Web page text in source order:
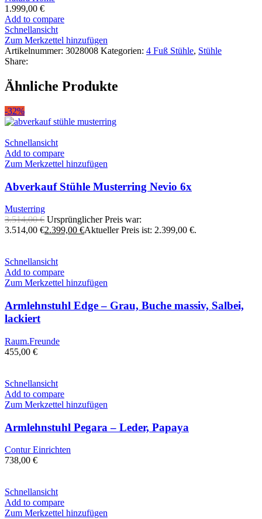
1.999,00 €
Add to compare
Schnellansicht
Zum Merkzettel hinzufügen
Artikelnummer: 3028008 Kategorien: 4 Fuß Stühle, Stühle
Share:
Ähnliche Produkte
-32%
Schnellansicht
Add to compare
Zum Merkzettel hinzufügen
Abverkauf Stühle Musterring Nevio 6x
Musterring
3.514,00€ Ursprünglicher Preis war:
3.514,00 €2.399,00 €Aktueller Preis ist: 2.399,00 €.
Schnellansicht
Add to compare
Zum Merkzettel hinzufügen
Armlehnstuhl Edge – Grau, Buche massiv, Salbei,
lackiert
Raum.Freunde
455,00 €
Schnellansicht
Add to compare
Zum Merkzettel hinzufügen
Armlehnstuhl Pegara – Leder, Papaya
Contur Einrichten
738,00 €
Schnellansicht
Add to compare
Zum Merkzettel hinzufügen